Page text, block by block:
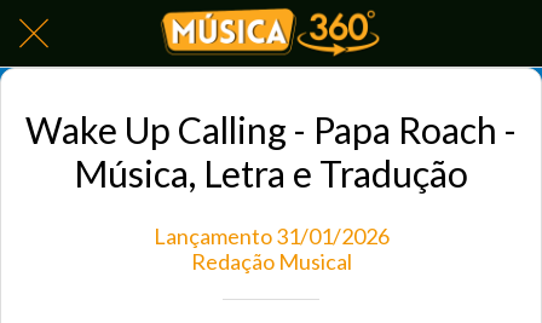
Wake Up Calling - Papa Roach -
Música, Letra e Tradução
Lançamento 31/01/2026
Redação Musical